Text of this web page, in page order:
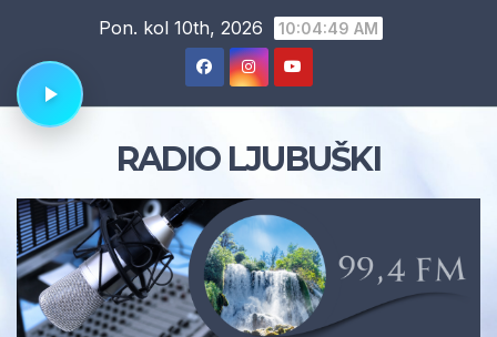
content
Pon. kol 10th, 2026 10:04:50 AM
RADIO LJUBUŠKI